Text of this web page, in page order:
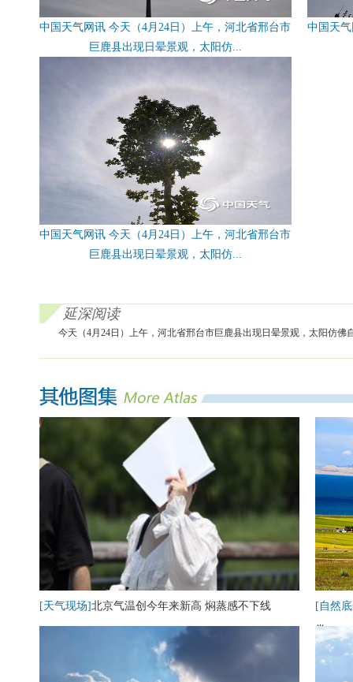
中国天气网讯 今天（4月24日）上午，河北省邢台市
巨鹿县出现日晕景观，太阳仿...
中国天
中国天气网讯 今天（4月24日）上午，河北省邢台市
巨鹿县出现日晕景观，太阳仿...
延深阅读
今天（4月24日）上午，河北省邢台市巨鹿县出现日晕景观，太阳仿佛
[天气现场]北京气温创今年来新高 焖蒸感不下线
[自然
卷